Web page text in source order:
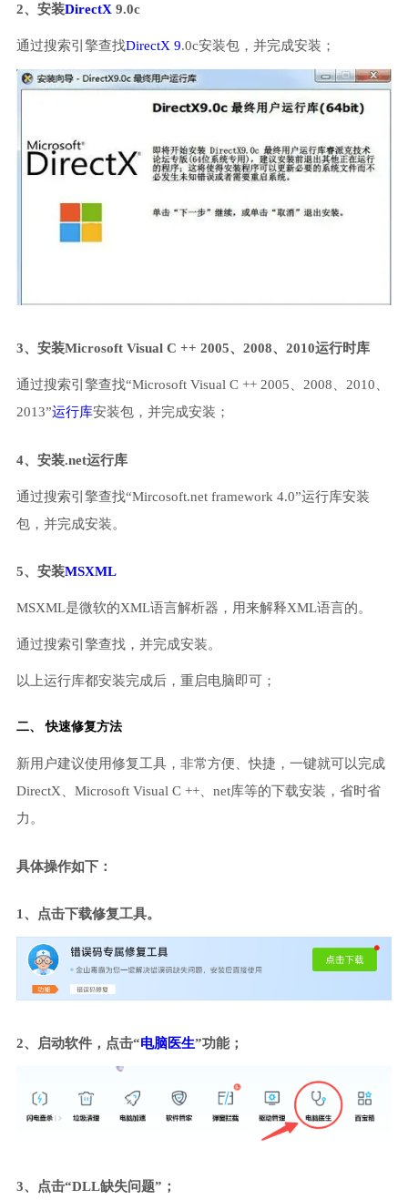
2、安装DirectX 9.0c
通过搜索引擎查找DirectX 9.0c安装包，并完成安装；
3、安装Microsoft Visual C ++ 2005、2008、2010运行时库
通过搜索引擎查找“Microsoft Visual C ++ 2005、2008、2010、
2013”运行库安装包，并完成安装；
4、安装.net运行库
通过搜索引擎查找“Mircosoft.net framework 4.0”运行库安装
包，并完成安装。
5、安装MSXML
MSXML是微软的XML语言解析器，用来解释XML语言的。
通过搜索引擎查找，并完成安装。
以上运行库都安装完成后，重启电脑即可；
二、 快速修复方法
新用户建议使用修复工具，非常方便、快捷，一键就可以完成
DirectX、Microsoft Visual C ++、net库等的下载安装，省时省
力。
具体操作如下：
1、点击下载修复工具。
2、启动软件，点击“电脑医生”功能；
3、点击“DLL缺失问题”；